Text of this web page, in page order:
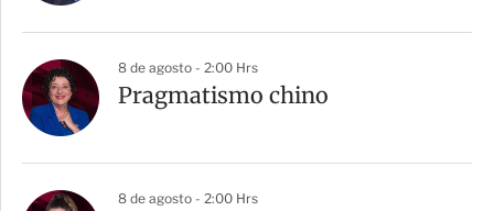
8 de agosto - 2:00 Hrs
Pragmatismo chino
8 de agosto - 2:00 Hrs